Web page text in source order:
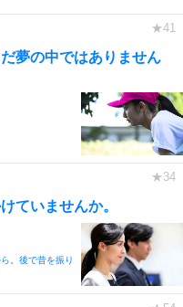
夢の中ではありません
ていませんか。
。後で昔を振り